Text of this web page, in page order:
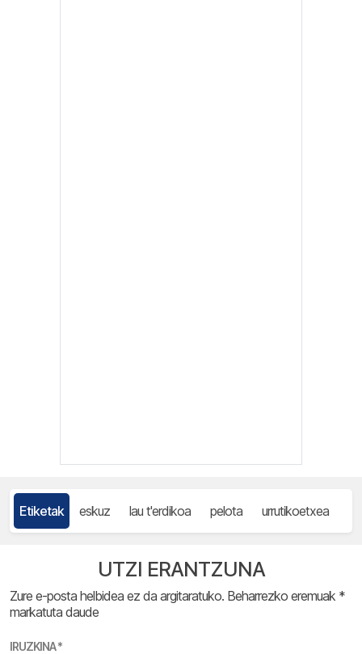
Etiketak eskuz lau t'erdikoa pelota urrutikoetxea
UTZI ERANTZUNA
Zure e-posta helbidea ez da argitaratuko. Beharrezko eremuak *
markatuta daude
IRUZKINA*